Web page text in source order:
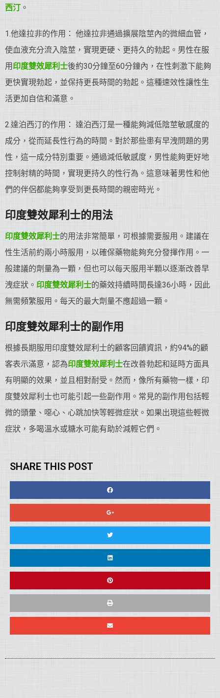
西汀 。
1.他達拉非的作用： 他達拉非通過擴展陰莖內的微細血管，
使血液充分流入陰莖，實現更硬、更持久的勃起。男性在服
用 印度雙效犀利士後約30分鐘至60分鐘內，在性刺激下能夠
更快實現勃起，並保持更長時間的勃起。這種速效性讓性生
活更加自信和滿意。
2.達泊西汀的作用： 達泊西汀是一種能夠減低陰莖敏感度的
成分，從而延長性行為的時間。對於那些患有早洩問題的男
性，這一成分特別重要。通過減低敏感度，男性能夠更好地
控制射精的時間，實現更持久的性行為。這意味著男性和他
們的伴侶都能夠享受到更長時間的親密時光。
印度雙效犀利士的用法
印度雙效犀利士的用法非常簡單，可根據需要服用。建議在
性生活前約兩小時服用，以確保藥物能夠充分發揮作用。一
般建議的劑量為一顆，但也可以每天服用半顆以逐漸改善早
洩症狀。 印度雙效犀利士的藥效持續時間長達36小時，因此
無需頻繁服用。每天的最大劑量不應超過一顆。
印度雙效犀利士的副作用
根據長期服用印度雙效犀利士的顧客回饋資訊，約94%的顧
客表示滿意，認為印度雙效犀利士在改善勃起和延時方面具
有明顯的效果，並且相對耐受。然而，像所有藥物一樣，印
度雙效犀利士也可能引起一些副作用。常見的副作用包括輕
微的頭暈、噁心、心跳加快等輕微症狀。如果出現這些輕微
症狀，多喝溫水或糖水可能有助於減輕它們。
SHARE THIS POST